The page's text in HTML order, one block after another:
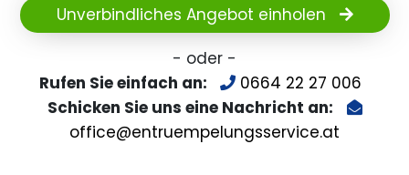
Unverbindliches Angebot einholen
- oder -
Rufen Sie einfach an:
0664 22 27 006
Schicken Sie uns eine Nachricht an:
office@entruempelungsservice.at